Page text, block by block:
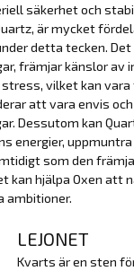
säkerhet och
är mycket
detta tecken.
främjar känslor av
vilket kan
att vara envis
Dessutom kan
energier,
som den
kan hjälpa Oxen att
ambitioner.
LEJONET
Kvarts är en sten